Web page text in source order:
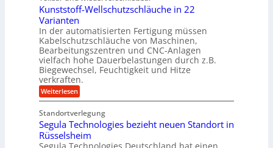
l
t
e
r
V
o
r
j
a
h
r
m
a
r
k
t
t
u
m
s
c
h
a
n
c
e
f
ü
d
e
n
M
i
d
S
y
s
t
e
m
T
e
a
m
t
i
t
t
Kunststoff-Wellschutzschläuche in 22
Varianten
In der automatisierten Fertigung müssen
Kabelschutzschläuche von Maschinen,
Bearbeitungszentren und CNC-Anlagen
vielfach hohe Dauerbelastungen durch z.B.
Biegewechsel, Feuchtigkeit und Hitze
verkraften.
Weiterlesen:
K
n
s
t
s
Standortverlegung
Segula Technologies bezieht neuen Standort in
Rüsselsheim